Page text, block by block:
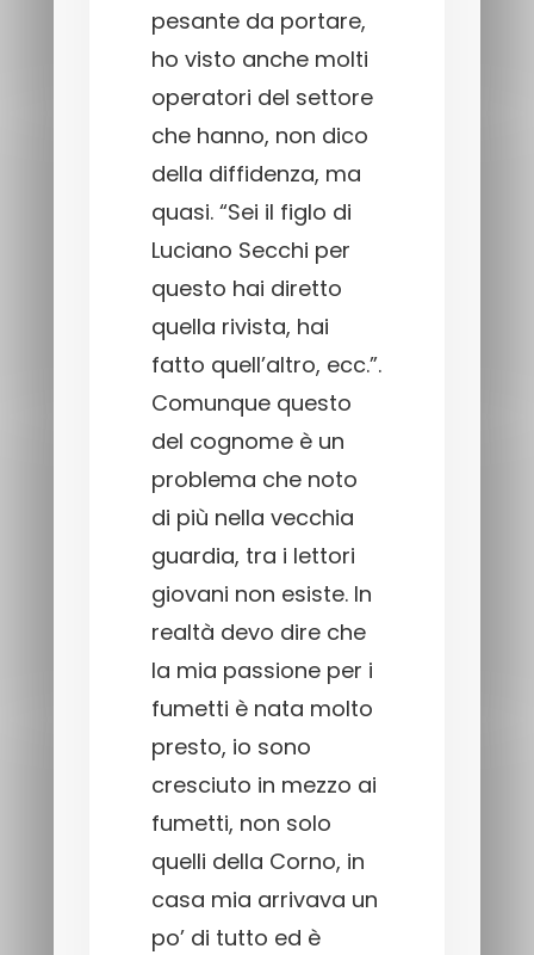
pesante da portare,
ho visto anche molti
operatori del settore
che hanno, non dico
della diffidenza, ma
quasi. “Sei il figlo di
Luciano Secchi per
questo hai diretto
quella rivista, hai
fatto quell’altro, ecc.”.
Comunque questo
del cognome è un
problema che noto
di più nella vecchia
guardia, tra i lettori
giovani non esiste. In
realtà devo dire che
la mia passione per i
fumetti è nata molto
presto, io sono
cresciuto in mezzo ai
fumetti, non solo
quelli della Corno, in
casa mia arrivava un
po’ di tutto ed è